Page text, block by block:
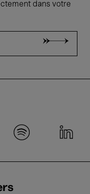
dans votre